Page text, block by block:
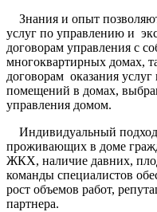
Знания и опыт
услуг по управлению и
договорам управления с
многоквартирных
договорам оказания
помещений в домах,
управления домом.
Индивидуальный
проживающих в доме
ЖКХ, наличие давних,
команды специалистов
рост объемов работ,
партнера.